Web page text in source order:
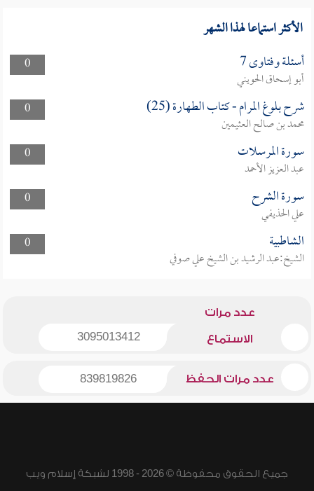
الأكثر استماعا لهذا الشهر
0 أسئلة وفتاوى 7
أبو إسحاق الحويني
0
شرح بلوغ المرام - كتاب الطهارة (25)
محمد بن صالح العثيمين
0
سورة المرسلات
عبد العزيز الأحمد
0
سورة الشرح
علي الحذيفي
0
الشاطبية
الشيخ:عبد الرشيد بن الشيخ علي صوفي
عدد مرات
الاستماع 3095013412
عدد مرات الحفظ 839819826
جميع الحقوق محفوظة © 2026 - 1998 لشبكة إسلام ويب